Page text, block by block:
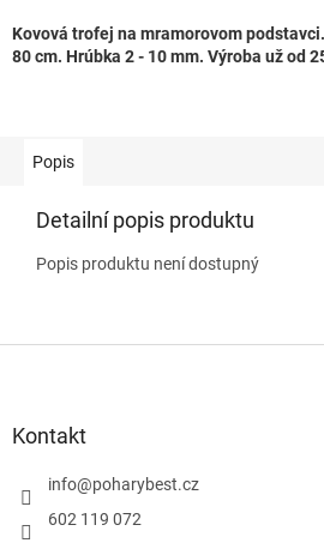
Kovová trofej na mramorovom
80 cm. Hrúbka 2 - 10 mm. Výroba už od
Popis
Detailní popis produktu
Popis produktu není dostupný
Kontakt
info@poharybest.cz
602 119 072